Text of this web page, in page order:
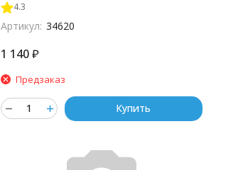
4.3
Артикул: 34620
1 140₽
Предзаказ
Купить